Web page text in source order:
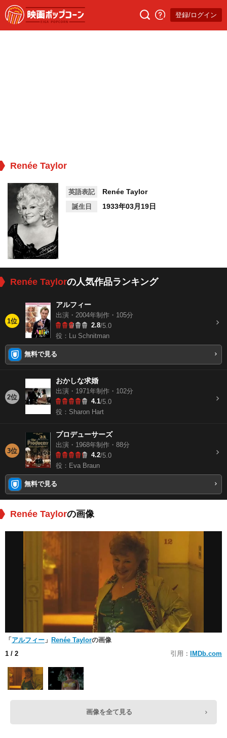
登録/ログイン
Renée Taylor
英語表記 Renée Taylor
誕生日 1933年03月19日
Renée Taylorの人気作品ランキング
1位
アルフィー
出演・2004年制作・105分
2.8/5.0
役：Lu Schnitman
無料で見る
2位
おかしな求婚
出演・1971年制作・102分
4.1/5.0
役：Sharon Hart
3位
プロデューサーズ
出演・1968年制作・88分
4.2/5.0
役：Eva Braun
無料で見る
Renée Taylorの画像
「 アルフィー 」 Renée Taylorの画像
1 / 2 引用： IMDb.com
画像を全て見る